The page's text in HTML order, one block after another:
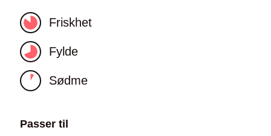
Friskhet
Fylde
Sødme
Passer til